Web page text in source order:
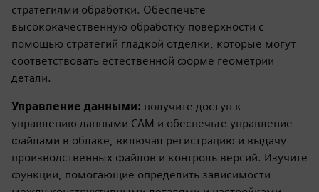
стратегиями обработки. Обеспечьте
высококачественную обработку поверхности с
помощью стратегий гладкой отделки, которые могут
соответствовать естественной форме геометрии
детали.
Управление данными: получите доступ к
управлению данными CAM и обеспечьте управление
файлами в облаке, включая регистрацию и выдачу
производственных файлов и контроль версий. Изучите
функции, помогающие определить зависимости